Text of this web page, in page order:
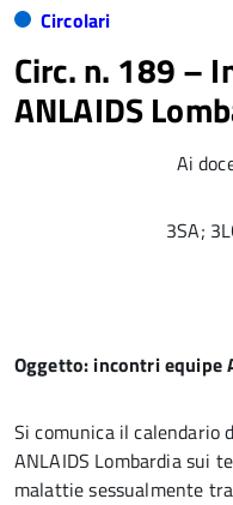
Circolari
Circ. n. 189 –
ANLAIDS
Ai
3SA;
Oggetto: incontri equipe
Si comunica il calendario
ANLAIDS Lombardia sui
malattie sessualmente